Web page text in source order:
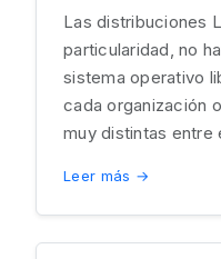
Las distribuciones
particularidad, no
sistema operativo
cada organización
muy distintas entre
Leer más →